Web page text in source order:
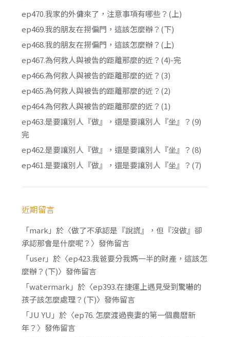
ep470.我家的外傭來了，注意事項有哪些？(上)
ep469.我的朋友在撈偏門，這該怎麼辦？(下)
ep468.我的朋友在撈偏門，這該怎麼辦？(上)
ep467.為何救人與被告的距離那麼的近？(4)-完
ep466.為何救人與被告的距離那麼的近？(3)
ep465.為何救人與被告的距離那麼的近？(2)
ep464.為何救人與被告的距離那麼的近？(1)
ep463.是要讓別人『做』，還是要讓別人『坐』？(9)
完
ep462.是要讓別人『做』，還是要讓別人『坐』？(8)
ep461.是要讓別人『做』，還是要讓別人『坐』？(7)
近期留言
「mark」於〈做了不承認是『說謊』，但『沒做』卻
承認那會是什麼呢？ 〉發佈留言
「user」於〈ep423.我爸要分我媽一半的財產，這該怎
麼辦？(下)〉發佈留言
「watermark」於〈ep393.在捷運上遇見受到驚嚇的
孩子該怎麼處理？(下)〉發佈留言
「JU YU 」於〈ep76. 怎麼渡過喪妻的第一個農曆新
年？ 〉發佈留言